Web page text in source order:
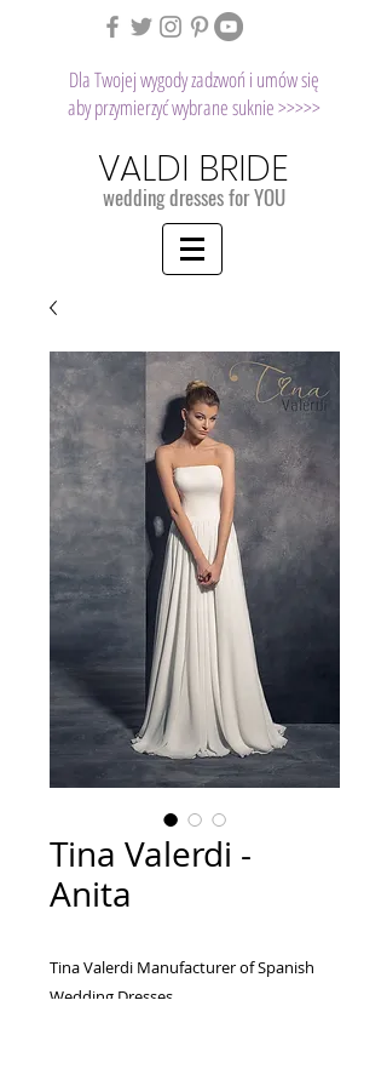
Dla Twojej wygody zadzwoń i umów się
aby przymierzyć wybrane suknie >>>>>
VALDI BRIDE
wedding dresses for YOU
Tina Valerdi -
Anita
Tina Valerdi Manufacturer of Spanish
Wedding Dresses...